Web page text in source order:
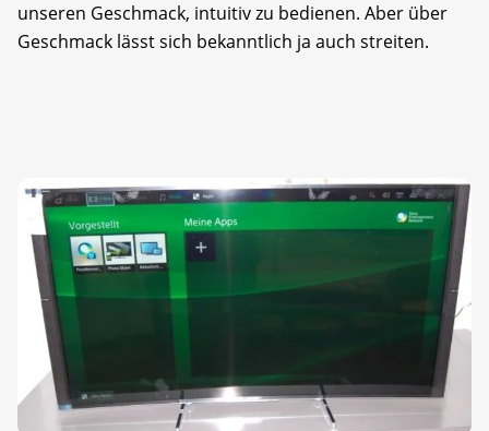
unseren Geschmack, intuitiv zu bedienen. Aber über
Geschmack lässt sich bekanntlich ja auch streiten.